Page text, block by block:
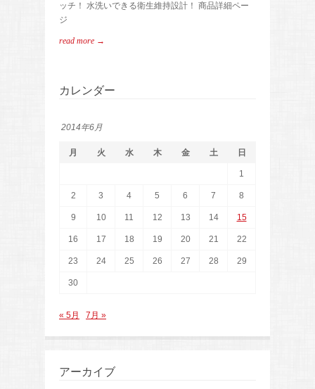
ッチ！ 水洗いできる衛生維持設計！ 商品詳細ペー
ジ
read more →
カレンダー
2014年6月
月 火 水 木 金 土 日
1
2 3 4 5 6 7 8
9 10 11 12 13 14 15
16 17 18 19 20 21 22
23 24 25 26 27 28 29
30
« 5月 7月 »
アーカイブ